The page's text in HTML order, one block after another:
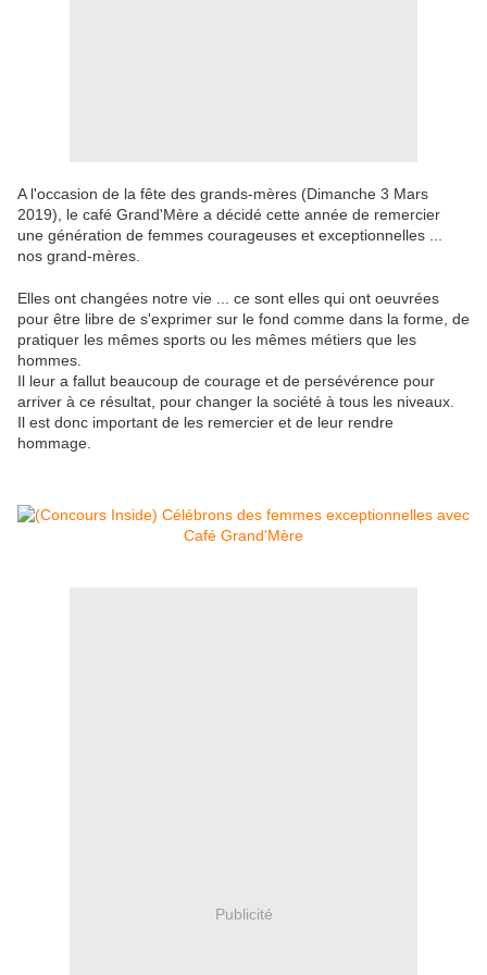
A l'occasion de la fête des grands-mères (Dimanche 3 Mars
2019), le café Grand'Mère a décidé cette année de remercier
une génération de femmes courageuses et exceptionnelles ...
nos grand-mères.
Elles ont changées notre vie ... ce sont elles qui ont oeuvrées
pour être libre de s'exprimer sur le fond comme dans la forme, de
pratiquer les mêmes sports ou les mêmes métiers que les
hommes.
Il leur a fallut beaucoup de courage et de persévérence pour
arriver à ce résultat, pour changer la société à tous les niveaux.
Il est donc important de les remercier et de leur rendre
hommage.
Publicité